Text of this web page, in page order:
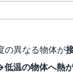
の異なる物体が
温の物体へ熱